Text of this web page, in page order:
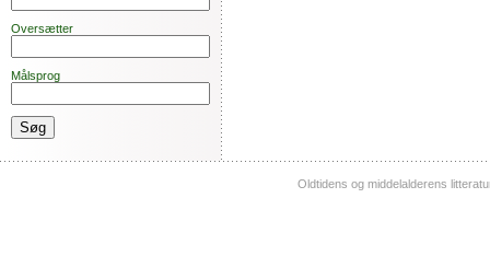
Oversætter
Målsprog
Oldtidens og middelalderens